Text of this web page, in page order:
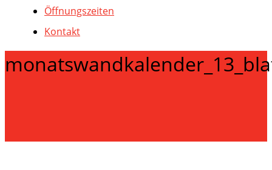
Öffnungszeiten
Kontakt